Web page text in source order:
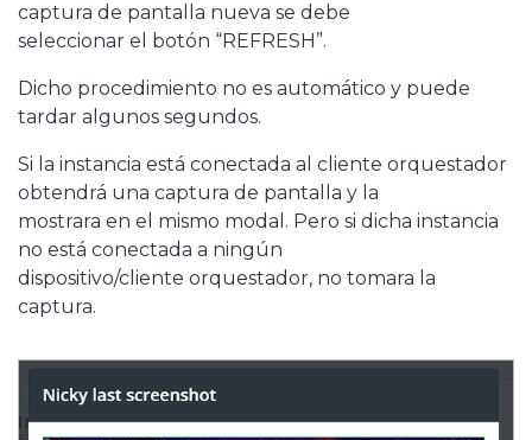
captura de pantalla nueva se debe
seleccionar el botón “REFRESH”.
Dicho procedimiento no es automático y puede
tardar algunos segundos.
Si la instancia está conectada al cliente orquestador
obtendrá una captura de pantalla y la
mostrara en el mismo modal. Pero si dicha instancia
no está conectada a ningún
dispositivo/cliente orquestador, no tomara la
captura.